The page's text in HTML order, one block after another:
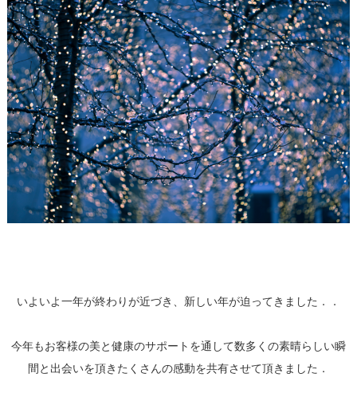
いよいよ一年が終わりが近づき、新しい年が迫ってきました．．
今年もお客様の美と健康のサポートを通して数多くの素晴らしい瞬
間と出会いを頂きたくさんの感動を共有させて頂きました．